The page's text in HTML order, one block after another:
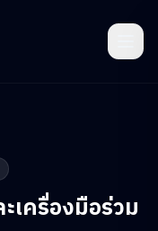
เครื่องมือร่วม